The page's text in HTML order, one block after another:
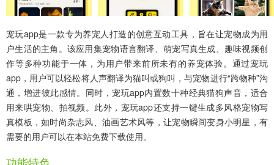
宠玩app是一款专为养宠人打造的创意互动工具，旨在让宠物成为用
户生活的主角。该应用集宠物语言翻译、萌宠写真生成、趣味视频创
作等多种功能于一体，为用户带来前所未有的养宠体验。通过宠玩
app，用户可以轻松将人声翻译为猫叫或狗叫，与宠物进行“跨物种”沟
通，增进彼此感情。同时，宠玩app内置数十种经典猫狗声音，适合
用来哄宠物、拍视频。此外，宠玩app还支持一键生成多风格宠物写
真模板，如时尚杂志风、油画艺术风等，让宠物瞬间变身小明星，有
需要的用户可以在本站免费下载使用。